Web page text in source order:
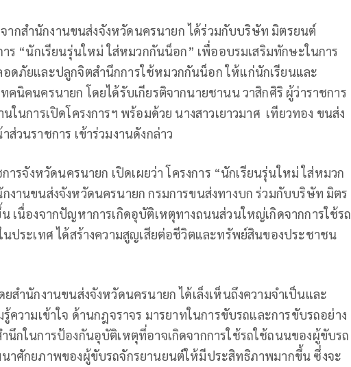
จากสำนักงานขนส่งจังหวัดนครนายก ได้ร่วมกับบริษัท มิตรยนต์
าร “นักเรียนรุ่นใหม่ ใส่หมวกกันน็อก” เพื่ออบรมเสริมทักษะในการ
ดภัยและปลูกจิตสำนึกการใช้หมวกกันน็อก ให้แก่นักเรียนและ
คนิคนครนายก โดยได้รับเกียรติจากนายชานน วาสิกศิริ ผู้ว่าราชการ
ในการเปิดโครงการฯ พร้อมด้วย นางสาวเยาวมาศ เทียวทอง ขนส่ง
วนราชการ เข้าร่วมงานดังกล่าว
รจังหวัดนครนายก เปิดเผยว่า โครงการ “นักเรียนรุ่นใหม่ ใส่หมวก
งานขนส่งจังหวัดนครนายก กรมการขนส่งทางบก​ ร่วมกับบริษัท มิตร
เนื่องจากปัญหาการเกิดอุบัติเหตุทางถนนส่วนใหญ่เกิดจากการใช้รถ
ประเทศ ได้สร้างความสูญเสียต่อชีวิตและทรัพย์สินของประชาชน
สำนักงานขนส่งจังหวัดนครนายก ได้เล็งเห็นถึงความจำเป็นและ
ความเข้าใจ ด้านกฎจราจร มารยาทในการขับรถและการขับรถอย่าง
นึกในการป้องกันอุบัติเหตุที่อาจเกิดจากการใช้รถใช้ถนนของผู้ขับรถ
าศักยภาพของผู้ขับรถจักรยานยนต์ให้มีประสิทธิภาพมากขึ้น ซึ่งจะ